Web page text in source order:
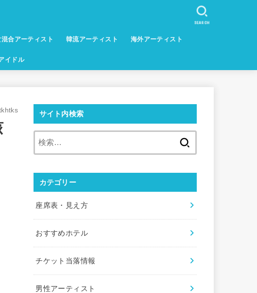
混合アーティスト 韓流アーティスト 海外アーティスト
イドル
SEARCH
サイト内検索
カテゴリー
座席表・見え方
おすすめホテル
チケット当落情報
男性アーティスト